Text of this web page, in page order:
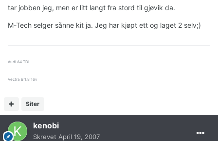
tar jobben jeg, men er litt langt fra stord til gjøvik da.
M-Tech selger sånne kit ja. Jeg har kjøpt ett og laget 2 selv;)
Siter
Audi A4 TDI
Vectra B 1.8 16v
kenobi
Skrevet April 19, 2007